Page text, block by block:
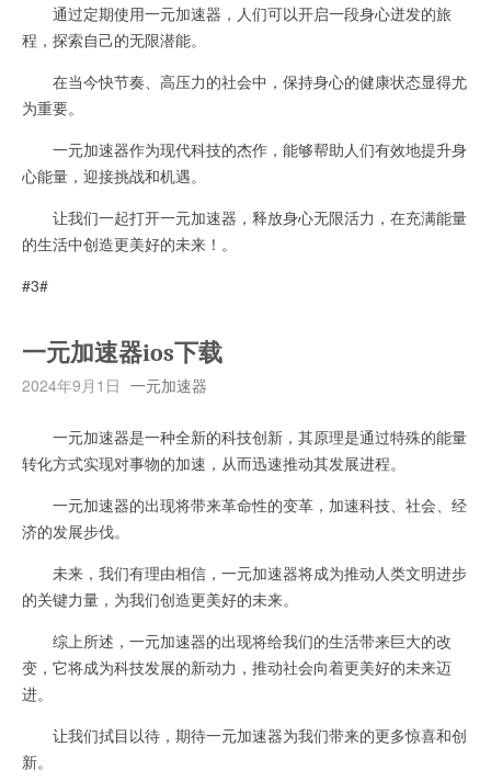
通过定期使用一元加速器，人们可以开启一段身心迸发的旅
程，探索自己的无限潜能。
在当今快节奏、高压力的社会中，保持身心的健康状态显得尤
为重要。
一元加速器作为现代科技的杰作，能够帮助人们有效地提升身
心能量，迎接挑战和机遇。
让我们一起打开一元加速器，释放身心无限活力，在充满能量
的生活中创造更美好的未来！。
#3#
一元加速器ios下载
2024年9月1日 一元加速器
一元加速器是一种全新的科技创新，其原理是通过特殊的能量
转化方式实现对事物的加速，从而迅速推动其发展进程。
一元加速器的出现将带来革命性的变革，加速科技、社会、经
济的发展步伐。
未来，我们有理由相信，一元加速器将成为推动人类文明进步
的关键力量，为我们创造更美好的未来。
综上所述，一元加速器的出现将给我们的生活带来巨大的改
变，它将成为科技发展的新动力，推动社会向着更美好的未来迈
进。
让我们拭目以待，期待一元加速器为我们带来的更多惊喜和创
新。